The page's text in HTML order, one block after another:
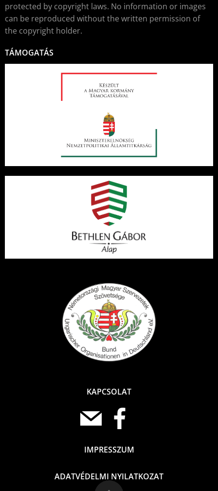
protected by copyright laws. No information or images
can be reproduced without the written permission of
the copyright holder.
TÁMOGATÁS
KAPCSOLAT
IMPRESSZUM
ADATVÉDELMI NYILATKOZAT